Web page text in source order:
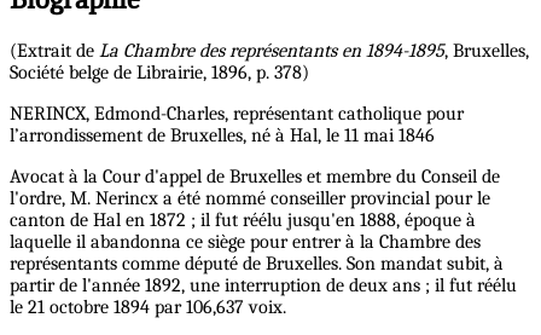
(Extrait de La Chambre des représentants en 1894-1895, Bruxelles,
Société belge de Librairie, 1896, p. 378)
NERINCX, Edmond-Charles, représentant catholique pour
l’arrondissement de Bruxelles, né à Hal, le 11 mai 1846
Avocat à la Cour d'appel de Bruxelles et membre du Conseil de
l'ordre, M. Nerincx a été nommé conseiller provincial pour le
canton de Hal en 1872 ; il fut réélu jusqu'en 1888, époque à
laquelle il abandonna ce siège pour entrer à la Chambre des
représentants comme député de Bruxelles. Son mandat subit, à
partir de l'année 1892, une interruption de deux ans ; il fut réélu
le 21 octobre 1894 par 106,637 voix.